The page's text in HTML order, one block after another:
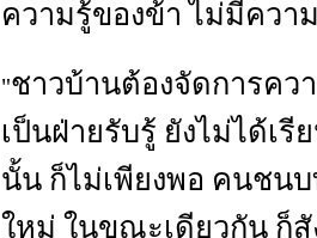
ความรู้ของข้า ไม่มีควา
"ชาวบ้านต้องจัดการคว
เป็นฝ่ายรับรู้ ยังไม่ได้เ
นั้น ก็ไม่เพียงพอ คนชน
ใหม่ ในขณะเดียวกัน ก็สั